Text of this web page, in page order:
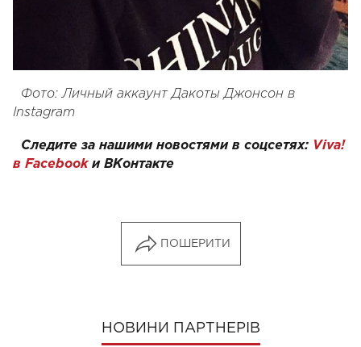
Фото: Личный аккаунт Дакоты Джонсон в
Instagram
Следите за нашими новостями в соцсетях: Viva!
в Facebookи ВКонтакте
ПОШЕРИТИ
НОВИНИ ПАРТНЕРІВ